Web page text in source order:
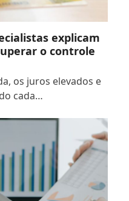
explicam
o controle
os juros elevados e
cada…